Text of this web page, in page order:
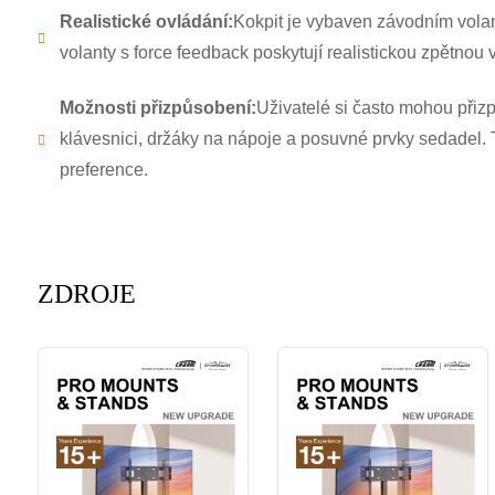
Realistické ovládání:Kokpit je vybaven závodním
volanty s force feedback poskytují realistickou
Možnosti přizpůsobení:Uživatelé si často mohou
klávesnici, držáky na nápoje a posuvné prvky
preference.
ZDROJE